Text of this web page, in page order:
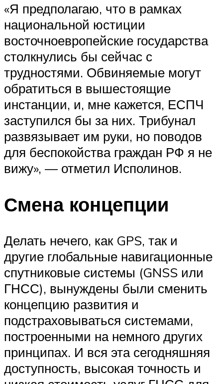
«Я предполагаю, что в рамках
национальной юстиции
восточноевропейские государства
столкнулись бы сейчас с
трудностями. Обвиняемые могут
обратиться в вышестоящие
инстанции, и, мне кажется, ЕСПЧ
заступился бы за них. Трибунал
развязывает им руки, но поводов
для беспокойства граждан РФ я не
вижу», — отметил Исполинов.
Смена концепции
Делать нечего, как GPS, так и
другие глобальные навигационные
спутниковые системы (GNSS или
ГНСС), вынуждены были сменить
концепцию развития и
подстраховываться системами,
построенными на немного других
принципах. И вся эта сегодняшняя
доступность, высокая точность и